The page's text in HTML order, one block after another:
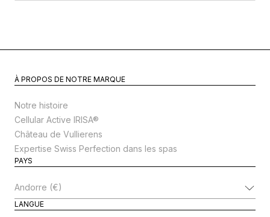
À PROPOS DE NOTRE MARQUE
Notre histoire
Cellular Active IRISA®
Château de Vullierens
Expertise Swiss Perfection dans les spas
PAYS
Modifier le pays
LANGUE